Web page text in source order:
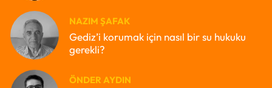
NAZIM ŞAFAK
Gediz’i korumak için nasıl bir su hukuku
gerekli?
ÖNDER AYDIN